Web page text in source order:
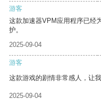
游客
这款加速器VPM应用程序已经
护。
2025-09-04
游客
这款游戏的剧情非常感人，让
2025-09-04